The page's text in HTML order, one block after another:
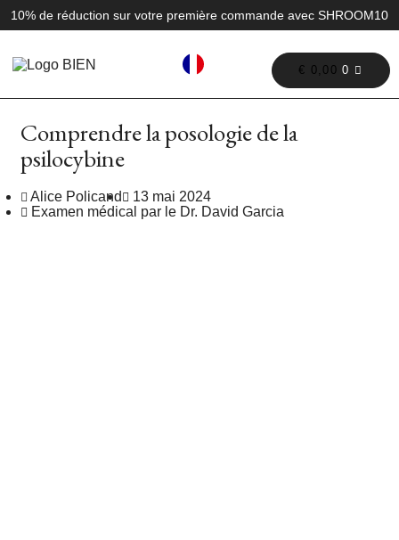
10% de réduction sur votre première commande avec SHROOM10
€ 0,00 0
Comprendre la posologie de la
psilocybine
Alice Policand
13 mai 2024
Examen médical par le Dr. David Garcia